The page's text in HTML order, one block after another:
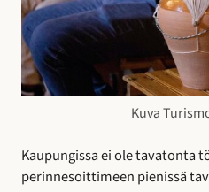
Kuva
Kaupungissa ei ole tavatonta
perinnesoittimeen pienissä